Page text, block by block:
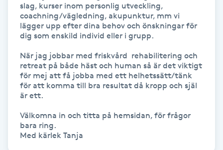
Gua Sha-massage
Hatha Yoga
Headspa
Healing
Herrklippning
slag, kurser inom personlig utveckling,
coachning/vägledning, akupunktur, mm vi
lägger upp efter dina behov och önskningar för
dig som enskild individ eller i grupp.
När jag jobbar med friskvård  rehabilitering och
retreat på både häst och human så är det viktigt
för mej att få jobba med ett helhetssätt/tänk
för att komma till bra resultat då kropp och själ
är ett.
Välkomna in och titta på hemsidan, för frågor
bara ring.